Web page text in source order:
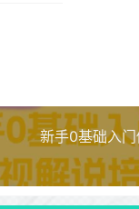
新手0基础入